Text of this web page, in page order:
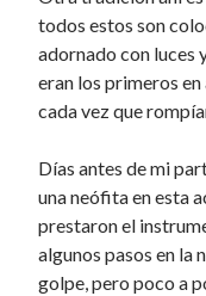
todos estos son
adornado con luces
eran los primeros
cada vez que
Días antes de mi
una neófita en esta
prestaron el
algunos pasos en la
golpe, pero poco a